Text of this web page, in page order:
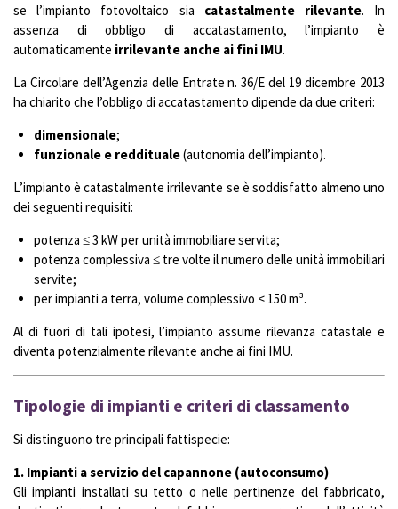
se l’impianto fotovoltaico sia catastalmente rilevante. In
assenza di obbligo di accatastamento, l’impianto è
automaticamente irrilevante anche ai fini IMU.
La Circolare dell’Agenzia delle Entrate n. 36/E del 19 dicembre 2013
ha chiarito che l’obbligo di accatastamento dipende da due criteri:
dimensionale;
funzionale e reddituale(autonomia dell’impianto).
L’impianto è catastalmente irrilevante se è soddisfatto almeno uno
dei seguenti requisiti:
potenza ≤ 3 kW per unità immobiliare servita;
potenza complessiva ≤ tre volte il numero delle unità immobiliari
servite;
per impianti a terra, volume complessivo < 150 m³.
Al di fuori di tali ipotesi, l’impianto assume rilevanza catastale e
diventa potenzialmente rilevante anche ai fini IMU.
Tipologie di impianti e criteri di classamento
Si distinguono tre principali fattispecie:
1. Impianti a servizio del capannone (autoconsumo)
Gli impianti installati su tetto o nelle pertinenze del fabbricato,